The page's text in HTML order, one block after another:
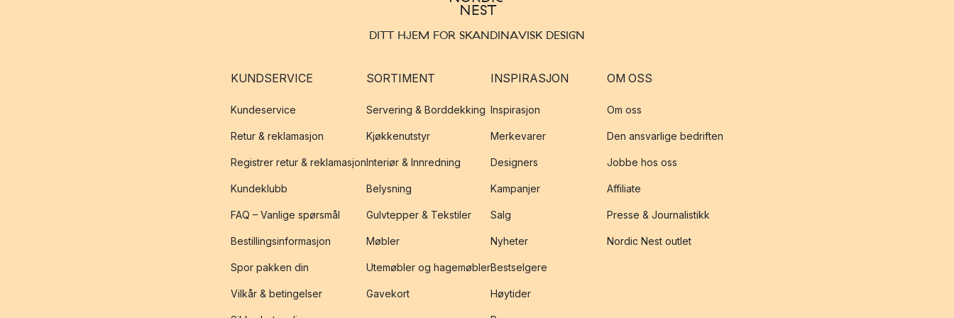
DITT HJEM FOR SKANDINAVISK DESIGN
KUNDSERVICE
Kundeservice
Retur & reklamasjon
Registrer retur & reklamasjon
Kundeklubb
FAQ – Vanlige spørsmål
Bestillingsinformasjon
Spor pakken din
Vilkår & betingelser
SORTIMENT
Servering & Borddekking
Kjøkkenutstyr
Interiør & Innredning
Belysning
Gulvtepper & Tekstiler
Møbler
Utemøbler og hagemøbler
Gavekort
INSPIRASJON
Inspirasjon
Merkevarer
Designers
Kampanjer
Salg
Nyheter
Bestselgere
Høytider
OM OSS
Om oss
Den ansvarlige bedriften
Jobbe hos oss
Affiliate
Presse & Journalistikk
Nordic Nest outlet